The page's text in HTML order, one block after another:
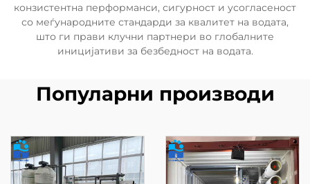
конзистентна перформанси, сигурност и усогласеност
со меѓународните стандарди за квалитет на водата,
што ги прави клучни партнери во глобалните
иницијативи за безбедност на водата.
Популарни производи